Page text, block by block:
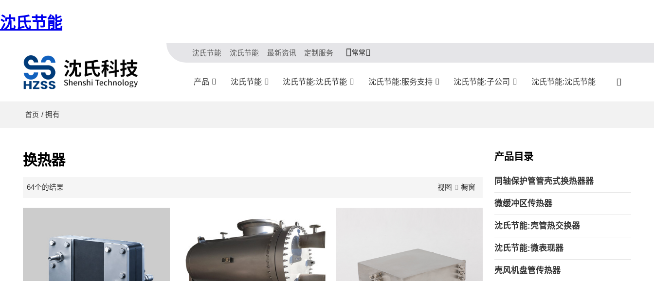
沈氏节能
沈氏节能 沈氏节能 最新资讯 定制服务 常常
产品 沈氏节能 沈氏节能:沈氏节能 沈氏节能:服务支持 沈氏节能:子公司 沈氏节能:沈氏节能
首页 / 拥有
换热器
64个的结果 视图 橱窗
产品目录
同轴保护管管壳式换热器器
微缓冲区传热器
沈氏节能:壳管热交换器
沈氏节能:微表现器
壳风机盘管传热器